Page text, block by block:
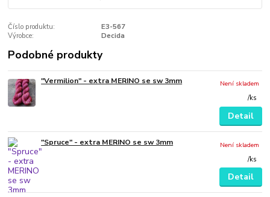
Číslo produktu:
E3-567
Výrobce:
Decida
Podobné produkty
"Vermilion" - extra MERINO se sw 3mm
/ks
Není skladem
Detail
"Spruce" - extra MERINO se sw 3mm
/ks
Není skladem
Detail